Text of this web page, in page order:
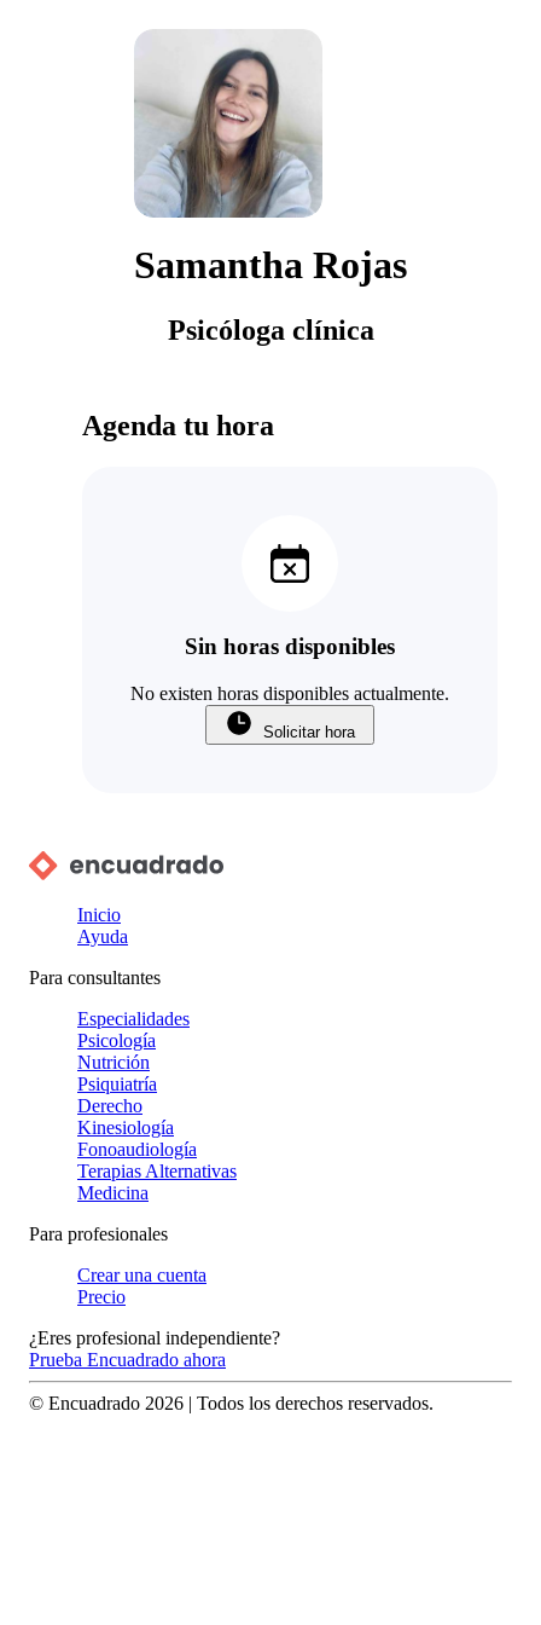
Samantha Rojas
Psicóloga clínica
Agenda tu hora
Sin horas disponibles
No existen horas disponibles actualmente.
Solicitar hora
Inicio
Ayuda
Para consultantes
Especialidades
Psicología
Nutrición
Psiquiatría
Derecho
Kinesiología
Fonoaudiología
Terapias Alternativas
Medicina
Para profesionales
Crear una cuenta
Precio
¿Eres profesional independiente?
Prueba Encuadrado ahora
© Encuadrado 2026 | Todos los derechos reservados.